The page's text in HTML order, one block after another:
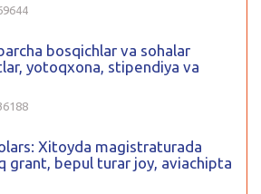
bosqichlar va sohalar
yotoqxona, stipendiya va
Xitoyda magistraturada
grant, bepul turar joy, aviachipta